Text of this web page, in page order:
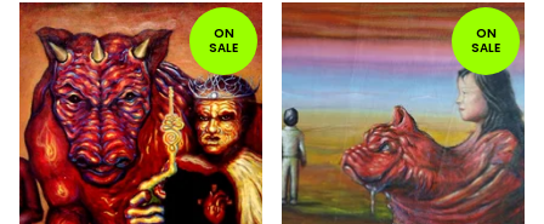
ON
SALE
ON
SALE